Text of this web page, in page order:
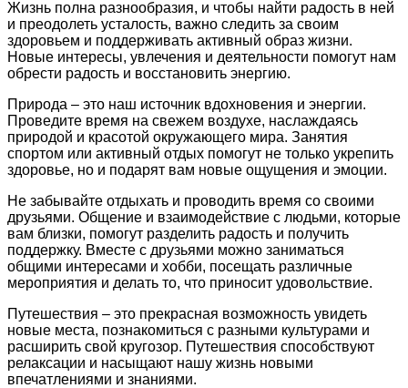
Жизнь полна разнообразия, и чтобы найти радость в ней
и преодолеть усталость, важно следить за своим
здоровьем и поддерживать активный образ жизни.
Новые интересы, увлечения и деятельности помогут нам
обрести радость и восстановить энергию.
Природа – это наш источник вдохновения и энергии.
Проведите время на свежем воздухе, наслаждаясь
природой и красотой окружающего мира. Занятия
спортом или активный отдых помогут не только укрепить
здоровье, но и подарят вам новые ощущения и эмоции.
Не забывайте отдыхать и проводить время со своими
друзьями. Общение и взаимодействие с людьми, которые
вам близки, помогут разделить радость и получить
поддержку. Вместе с друзьями можно заниматься
общими интересами и хобби, посещать различные
мероприятия и делать то, что приносит удовольствие.
Путешествия – это прекрасная возможность увидеть
новые места, познакомиться с разными культурами и
расширить свой кругозор. Путешествия способствуют
релаксации и насыщают нашу жизнь новыми
впечатлениями и знаниями.